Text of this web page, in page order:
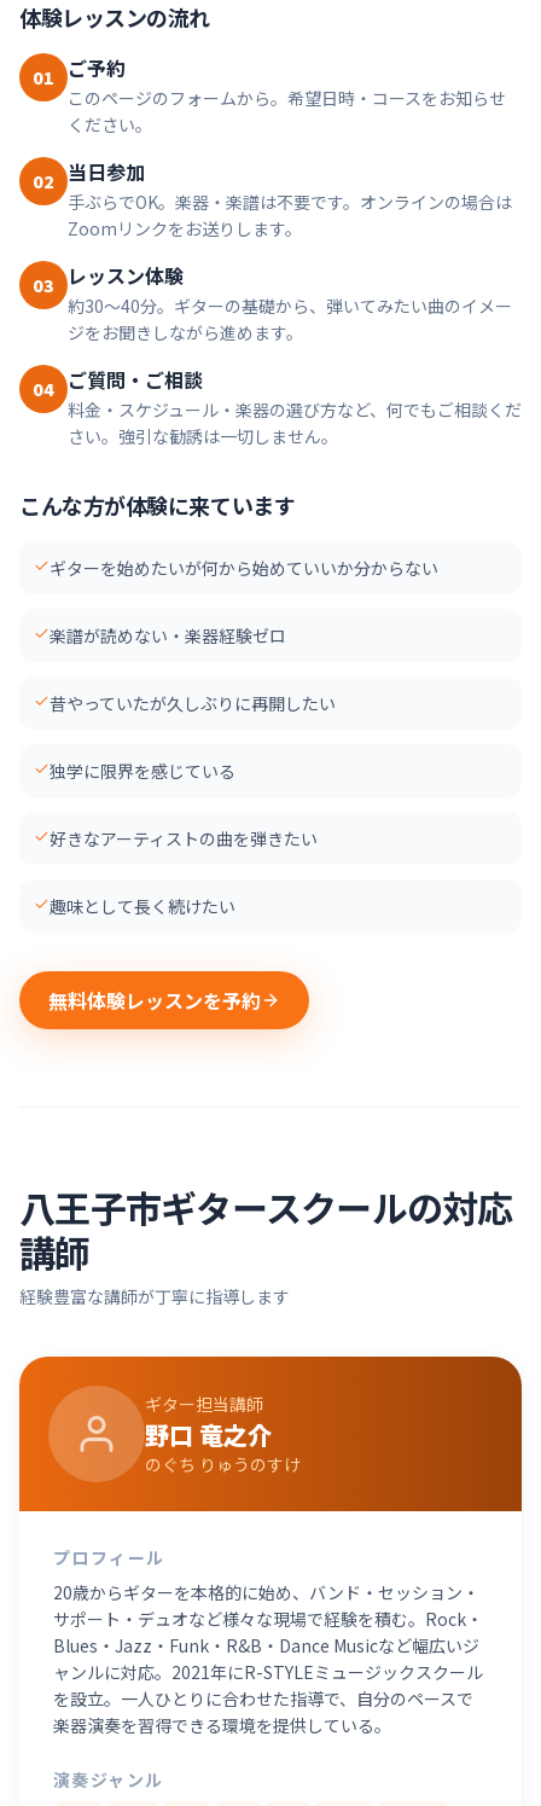
体験レッスンの流れ
01 ご予約
このページのフォームから。希望日時・コースをお知らせ
ください。
02 当日参加
手ぶらでOK。楽器・楽譜は不要です。オンラインの場合は
Zoomリンクをお送りします。
03 レッスン体験
約30〜40分。ギターの基礎から、弾いてみたい曲のイメー
ジをお聞きしながら進めます。
04 ご質問・ご相談
料金・スケジュール・楽器の選び方など、何でもご相談くだ
さい。強引な勧誘は一切しません。
こんな方が体験に来ています
ギターを始めたいが何から始めていいか分からない
楽譜が読めない・楽器経験ゼロ
昔やっていたが久しぶりに再開したい
独学に限界を感じている
好きなアーティストの曲を弾きたい
趣味として長く続けたい
無料体験レッスンを予約
八王子市ギタースクールの対応
講師
経験豊富な講師が丁寧に指導します
ギター担当講師
野口 竜之介
のぐち りゅうのすけ
プロフィール
20歳からギターを本格的に始め、バンド・セッション・
サポート・デュオなど様々な現場で経験を積む。Rock・
Blues・Jazz・Funk・R&B・Dance Musicなど幅広いジ
ャンルに対応。2021年にR-STYLEミュージックスクール
を設立。一人ひとりに合わせた指導で、自分のペースで
楽器演奏を習得できる環境を提供している。
演奏ジャンル